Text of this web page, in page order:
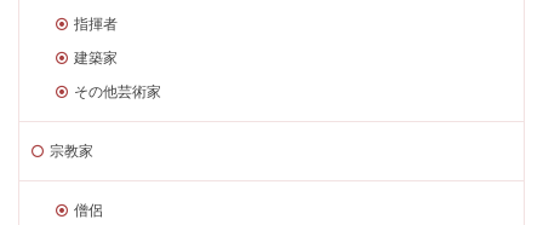
指揮者
建築家
その他芸術家
宗教家
僧侶